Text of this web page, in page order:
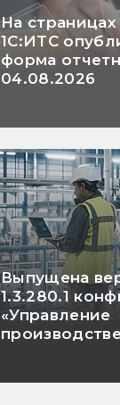
На
1С:ИТС
форма
04.08.2026
Выпущена
1.3.280.1
«Управление